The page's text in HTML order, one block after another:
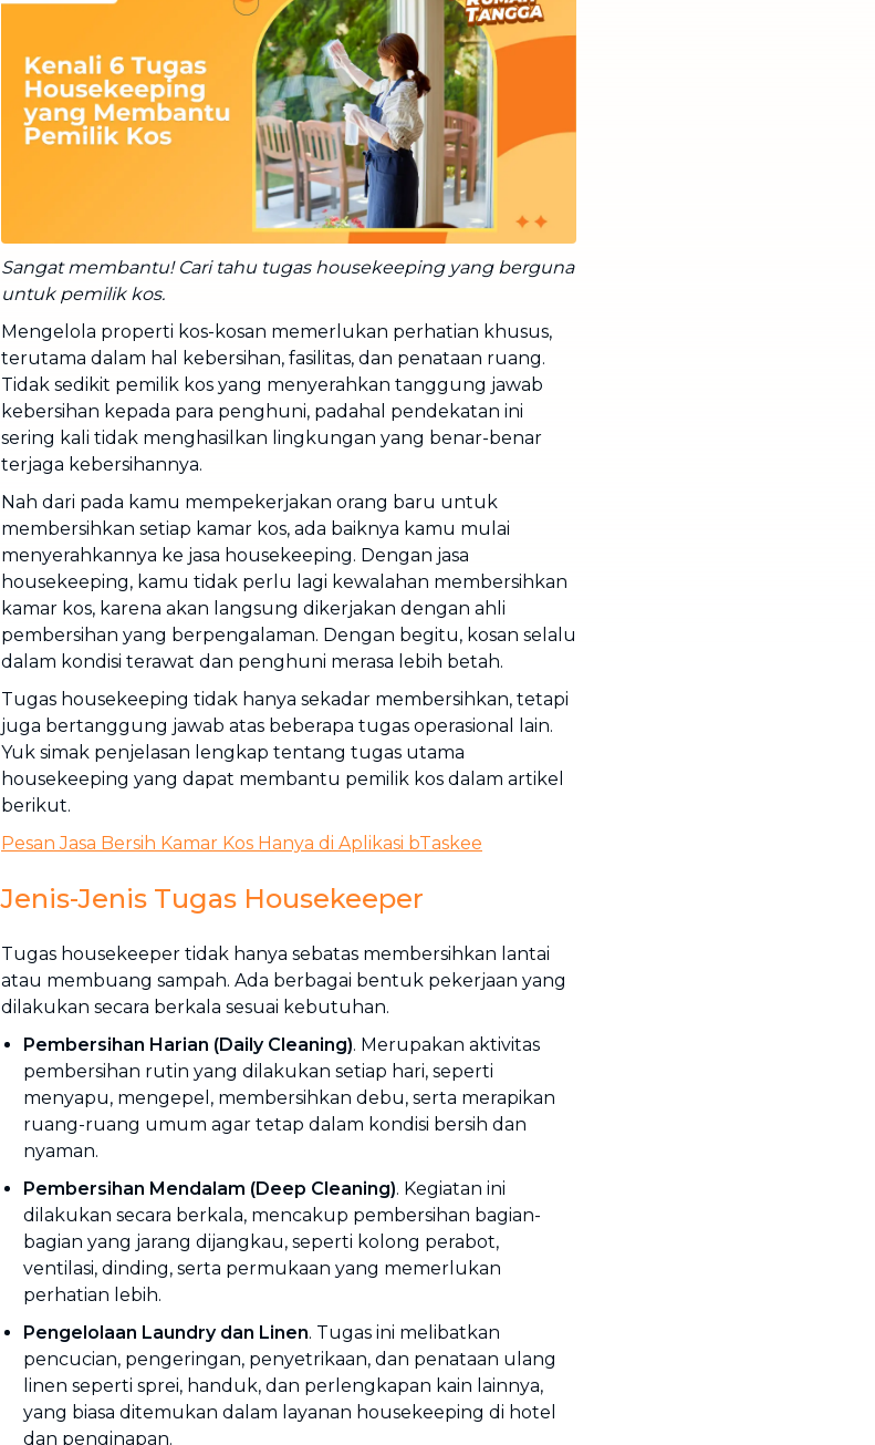
Cuci Sofa & Kasur
Layanan pembersihan sofa, kasur,
gorden, dan karpet profesional
Pindahan Rumah
Layanan pindahan dan relokasi
rumah secara menyeluruh
Sangat membantu! Cari tahu tugas housekeeping yang berguna
untuk pemilik kos.
Mengelola properti kos-kosan memerlukan perhatian khusus,
terutama dalam hal kebersihan, fasilitas, dan penataan ruang.
Tidak sedikit pemilik kos yang menyerahkan tanggung jawab
kebersihan kepada para penghuni, padahal pendekatan ini
sering kali tidak menghasilkan lingkungan yang benar-benar
terjaga kebersihannya.
Nah dari pada kamu mempekerjakan orang baru untuk
membersihkan setiap kamar kos, ada baiknya kamu mulai
menyerahkannya ke jasa housekeeping. Dengan jasa
housekeeping, kamu tidak perlu lagi kewalahan membersihkan
kamar kos, karena akan langsung dikerjakan dengan ahli
pembersihan yang berpengalaman. Dengan begitu, kosan selalu
dalam kondisi terawat dan penghuni merasa lebih betah.
Tugas housekeeping tidak hanya sekadar membersihkan, tetapi
juga bertanggung jawab atas beberapa tugas operasional lain.
Yuk simak penjelasan lengkap tentang tugas utama
housekeeping yang dapat membantu pemilik kos dalam artikel
berikut.
Pesan Jasa Bersih Kamar Kos Hanya di Aplikasi bTaskee
Jenis-Jenis Tugas Housekeeper
Tugas housekeeper tidak hanya sebatas membersihkan lantai
atau membuang sampah. Ada berbagai bentuk pekerjaan yang
dilakukan secara berkala sesuai kebutuhan.
Pembersihan Harian (Daily Cleaning). Merupakan aktivitas
pembersihan rutin yang dilakukan setiap hari, seperti
menyapu, mengepel, membersihkan debu, serta merapikan
ruang-ruang umum agar tetap dalam kondisi bersih dan
nyaman.
Pembersihan Mendalam (Deep Cleaning). Kegiatan ini
dilakukan secara berkala, mencakup pembersihan bagian-
bagian yang jarang dijangkau, seperti kolong perabot,
ventilasi, dinding, serta permukaan yang memerlukan
perhatian lebih.
Pengelolaan Laundry dan Linen. Tugas ini melibatkan
pencucian, pengeringan, penyetrikaan, dan penataan ulang
linen seperti sprei, handuk, dan perlengkapan kain lainnya,
yang biasa ditemukan dalam layanan housekeeping di hotel
dan penginapan.